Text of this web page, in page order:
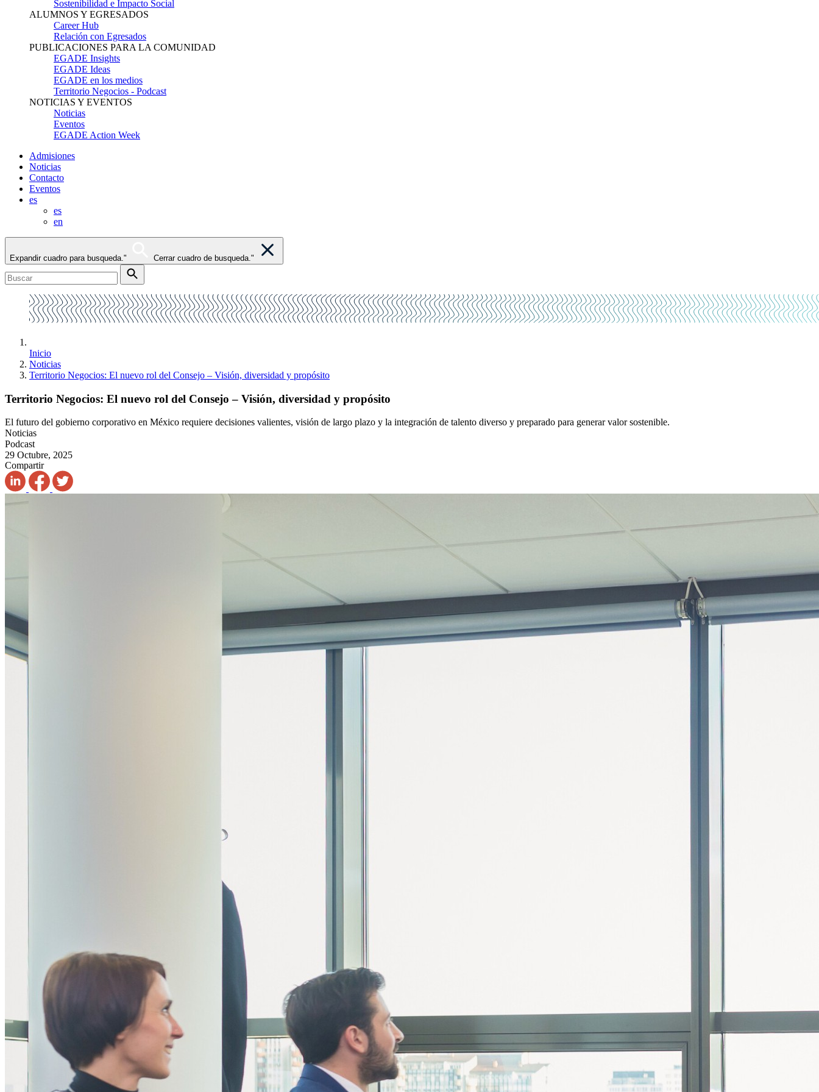
Sostenibilidad e Impacto Social
ALUMNOS Y EGRESADOS
Career Hub
Relación con Egresados
PUBLICACIONES PARA LA COMUNIDAD
EGADE Insights
EGADE Ideas
EGADE en los medios
Territorio Negocios - Podcast
NOTICIAS Y EVENTOS
Noticias
Eventos
EGADE Action Week
Admisiones
Noticias
Contacto
Eventos
es
es
en
Expandir cuadro para busqueda." Cerrar cuadro de busqueda."
Inicio
Noticias
Territorio Negocios: El nuevo rol del Consejo – Visión, diversidad y propósito
Territorio Negocios: El nuevo rol del Consejo – Visión, diversidad y propósito
El futuro del gobierno corporativo en México requiere decisiones valientes, visión de largo plazo y la integración de talento diverso y preparado para generar valor sostenible.
Noticias
Podcast
29 Octubre, 2025
Compartir